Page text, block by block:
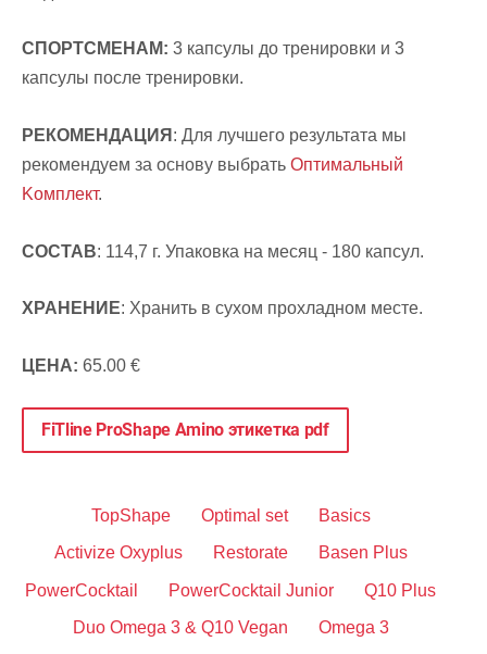
СПОРТСМЕНАМ: 3 капсулы до тренировки и 3
капсулы после тренировки.
РЕКОМЕНДАЦИЯ : Для лучшего результата мы
рекомендуем за основу выбрать Оптимальный
Kомплект.
СОСТАВ: 114,7 г. Упаковка на месяц - 180 капсул.
ХРАНЕНИЕ: Хранить в сухом прохладном месте.
ЦЕНА: 65.00 €
FiTline ProShape Amino этикетка pdf
TopShape Optimal set Basics
Activize Oxyplus Restorate Basen Plus
PowerCocktail PowerCocktail Junior Q10 Plus
Duo Omega 3 & Q10 Vegan Omega 3